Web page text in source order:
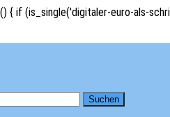
{ if (is_single('digitaler-euro-als-